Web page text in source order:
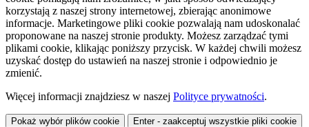
korzystają z naszej strony internetowej, zbierając anonimowe
informacje. Marketingowe pliki cookie pozwalają nam udoskonalać
proponowane na naszej stronie produkty. Możesz zarządzać tymi
plikami cookie, klikając poniższy przycisk. W każdej chwili możesz
uzyskać dostęp do ustawień na naszej stronie i odpowiednio je
zmienić.
Więcej informacji znajdziesz w naszej Polityce prywatności.
Pokaż wybór plików cookie Enter - zaakceptuj wszystkie pliki cookie